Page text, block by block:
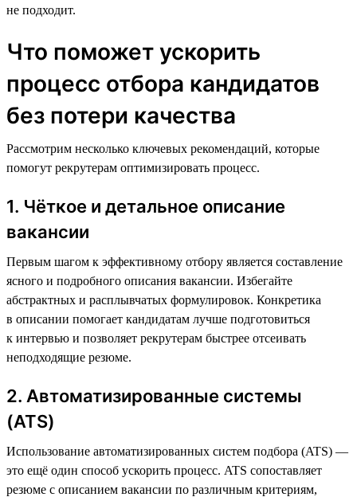
не подходит.
Что поможет ускорить
процесс отбора кандидатов
без потери качества
Рассмотрим несколько ключевых рекомендаций, которые
помогут рекрутерам оптимизировать процесс.
1. Чёткое и детальное описание
вакансии
Первым шагом к эффективному отбору является составление
ясного и подробного описания вакансии. Избегайте
абстрактных и расплывчатых формулировок. Конкретика
в описании помогает кандидатам лучше подготовиться
к интервью и позволяет рекрутерам быстрее отсеивать
неподходящие резюме.
2. Автоматизированные системы
(ATS)
Использование автоматизированных систем подбора (ATS) —
это ещё один способ ускорить процесс. ATS сопоставляет
резюме с описанием вакансии по различным критериям,